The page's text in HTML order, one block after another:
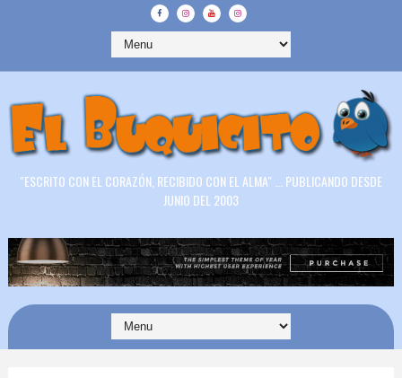
"ESCRITO CON EL CORAZÓN, RECIBIDO CON EL ALMA" ... PUBLICANDO DESDE
JUNIO DEL 2003